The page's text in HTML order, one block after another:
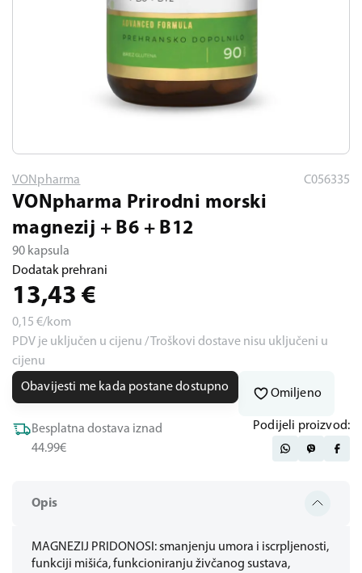
Opis
MAGNEZIJ PRIDONOSI: smanjenju umora i iscrpljenosti,
funkciji mišića, funkcioniranju živčanog sustava,
VONpharma C056335
VONpharma Prirodni morski
magnezij + B6 + B12
90 kapsula
Dodatak prehrani
13,43 €
0,15 €/kom
PDV je uključen u cijenu / Troškovi dostave nisu uključeni u
cijenu
Obavijesti me kada postane dostupno
Omiljeno
Besplatna dostava iznad
44.99€
Podijeli proizvod: